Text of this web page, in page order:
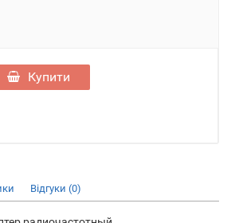
Купити
Відгуки (0)